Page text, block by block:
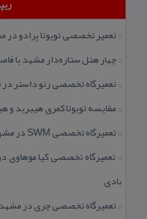
:: تعمیر تخصصی تویوتا پرادو
::چهار هتل‌ ستاره‌دار مشهد با فاصله زیر 5
:: تعمیرگاه تخصصی رنو داستر در مشهد | ۱۰ سال تجربه
:: مقایسه تویوتا كمری هیبرید و
:: تعمیرگاه تخصصی SWM در مشهد | تعمیر موتور، گیربكس و عیب‌یابی برق
:: تعمیرگاه تخصصی كیا موهاوی
بادی
:: تعمیرگاه تخصصی چری در مشهد | ۱۰ سال تجربه و امداد